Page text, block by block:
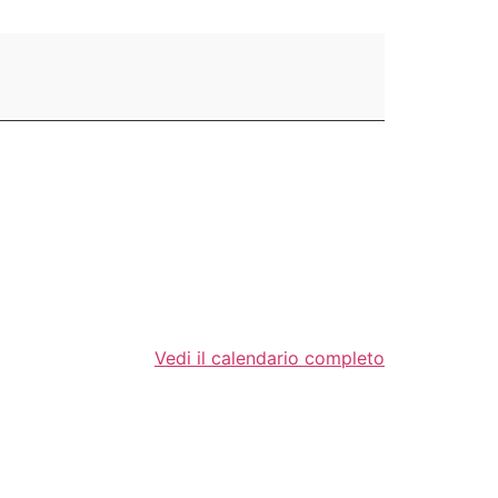
Vedi il calendario completo